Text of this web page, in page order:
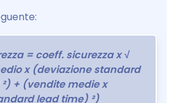
= coeff. sicurezza x √
x (deviazione standard
+ (vendite medie x
lead time) ²)